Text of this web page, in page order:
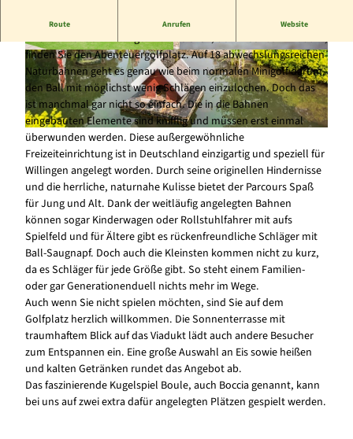
© y-site.de, Alibek Kaesler | CC-BY-SA
© Alibek Kaesler, y-site.de |CC-BY-SA © y-site.de |CC-BY-SA
Route Anrufen Website
Einzigartige Freizeitanlage
Direkt unter dem Willinger Wahrzeichen, dem Eisenbahnviadukt,
finden Sie den Abenteuergolfplatz. Auf 18 abwechslungsreichen
Naturbahnen geht es genau wie beim normalen Minigolf darum,
den Ball mit möglichst wenig Schlägen einzulochen. Doch das
ist manchmal gar nicht so einfach. Die in die Bahnen
eingebauten Elemente sind knifflig und müssen erst einmal
überwunden werden. Diese außergewöhnliche
Freizeiteinrichtung ist in Deutschland einzigartig und speziell für
Willingen angelegt worden. Durch seine originellen Hindernisse
und die herrliche, naturnahe Kulisse bietet der Parcours Spaß
für Jung und Alt. Dank der weitläufig angelegten Bahnen
können sogar Kinderwagen oder Rollstuhlfahrer mit aufs
Spielfeld und für Ältere gibt es rückenfreundliche Schläger mit
Ball-Saugnapf. Doch auch die Kleinsten kommen nicht zu kurz,
da es Schläger für jede Größe gibt. So steht einem Familien-
oder gar Generationenduell nichts mehr im Wege.
Auch wenn Sie nicht spielen möchten, sind Sie auf dem
Golfplatz herzlich willkommen. Die Sonnenterrasse mit
traumhaftem Blick auf das Viadukt lädt auch andere Besucher
zum Entspannen ein. Eine große Auswahl an Eis sowie heißen
und kalten Getränken rundet das Angebot ab.
Das faszinierende Kugelspiel Boule, auch Boccia genannt, kann
bei uns auf zwei extra dafür angelegten Plätzen gespielt werden.